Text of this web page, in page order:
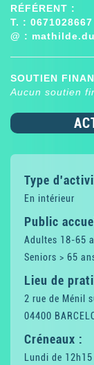
RÉFÉRENT :
T. : 0671028667
@ :
SOUTIEN
Aucun soutien
Type
En intérieur
Public
Adultes 18-65
Seniors > 65
Lieu de
2 rue de Ménil
04400
Créneaux :
Lundi de